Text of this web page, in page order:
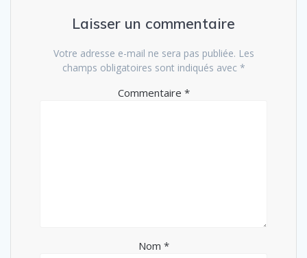
Laisser un commentaire
Votre adresse e-mail ne sera pas publiée. Les
champs obligatoires sont indiqués avec *
Commentaire *
Nom *